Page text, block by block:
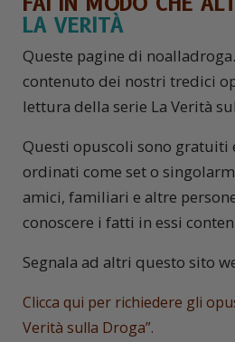
LA VERITÀ
Queste pagine di
contenuto dei nostri tredici
lettura della serie La Verità
Questi opuscoli sono gratuiti
ordinati come set o
amici, familiari e altre
conoscere i fatti in essi
Segnala ad altri questo sito
Clicca qui per richiedere gli
Verità sulla Droga”.